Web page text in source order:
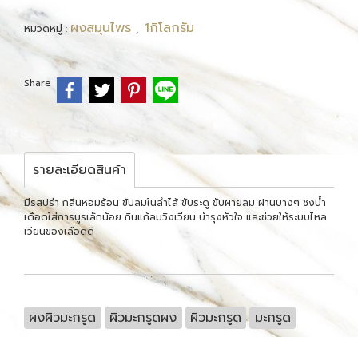
หมวดหมู่ : ผงสมุนไพร , 1กิโลกรัม
Share
รายละเอียดสินค้า
มีรสปร่า กลิ่นหอมร้อน ขับลมในลำไส้ ขับระดู ขับผายลม ฝานบางๆ ชงน้ำ
เดือดใส่การบูรเล็กน้อย กินแก้ลมวิงเวียน บำรุงหัวใจ และช่วยให้ระบบไหล
เวียนของเลือดดี
ผงผิวมะกรูด ผิวมะกรูดผง ผิวมะกรูด มะกรูด